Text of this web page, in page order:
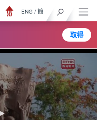
取得
ENG / 簡